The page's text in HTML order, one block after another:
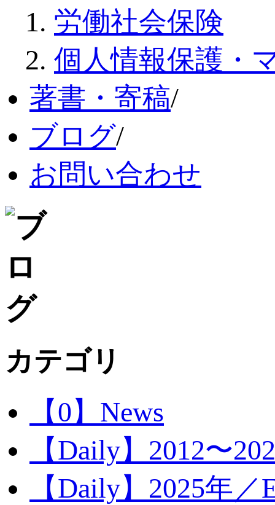
労働社会保険
個人情報保護・
著書・寄稿/
ブログ/
お問い合わせ
カテゴリ
【0】News
【Daily】2012〜
【Daily】2025年／